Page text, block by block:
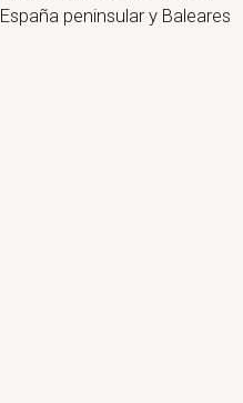
España peninsular y Baleares